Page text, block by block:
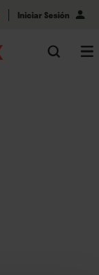
Iniciar Sesión